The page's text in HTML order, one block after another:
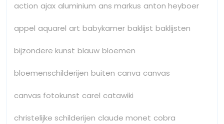
action ajax aluminium ans markus anton heyboer
appel aquarel art babykamer baklijst baklijsten
bijzondere kunst blauw bloemen
bloemenschilderijen buiten canva canvas
canvas fotokunst carel catawiki
christelijke schilderijen claude monet cobra